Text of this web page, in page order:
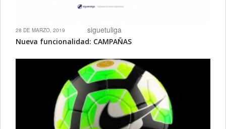
28 DE MARZO, 2019 siguetuliga
Nueva funcionalidad: CAMPAÑAS